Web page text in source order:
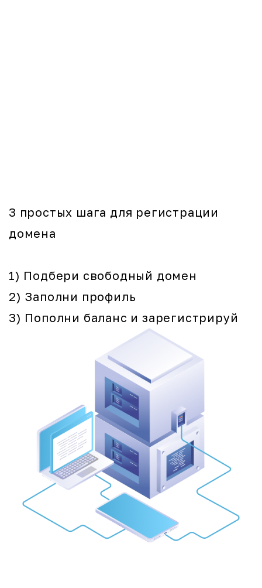
3 простых шага для регистрации
домена
1) Подбери свободный домен
2) Заполни профиль
3) Пополни баланс и зарегистрируй